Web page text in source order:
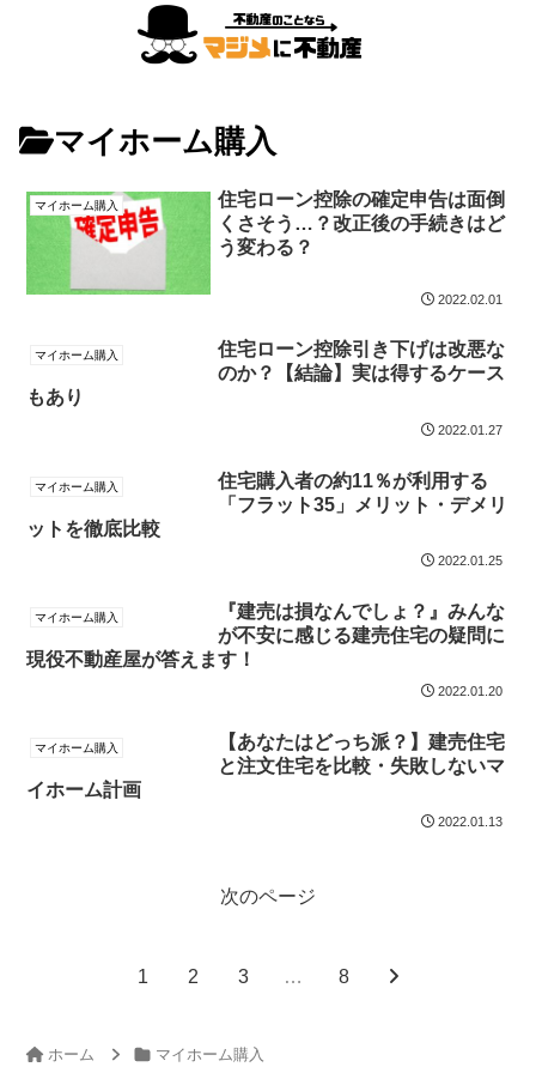
マイホーム購入
マイホーム購入
住宅ローン控除の確定申告は面倒
くさそう…？改正後の手続きはど
う変わる？
2022.02.01
マイホーム購入
住宅ローン控除引き下げは改悪な
のか？【結論】実は得するケース
もあり
2022.01.27
マイホーム購入
住宅購入者の約11％が利用する
「フラット35」メリット・デメリ
ットを徹底比較
2022.01.25
マイホーム購入
『建売は損なんでしょ？』みんな
が不安に感じる建売住宅の疑問に
現役不動産屋が答えます！
2022.01.20
マイホーム購入
【あなたはどっち派？】建売住宅
と注文住宅を比較・失敗しないマ
イホーム計画
2022.01.13
次のページ
1 2 3 … 8
ホーム マイホーム購入